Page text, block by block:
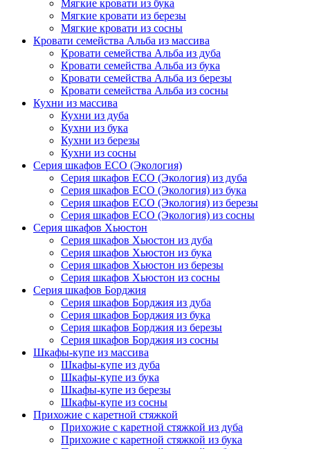
Мягкие кровати из бука
Мягкие кровати из березы
Мягкие кровати из сосны
Кровати семейства Альба из массива
Кровати семейства Альба из дуба
Кровати семейства Альба из бука
Кровати семейства Альба из березы
Кровати семейства Альба из сосны
Кухни из массива
Кухни из дуба
Кухни из бука
Кухни из березы
Кухни из сосны
Серия шкафов ECO (Экология)
Серия шкафов ECO (Экология) из дуба
Серия шкафов ECO (Экология) из бука
Серия шкафов ECO (Экология) из березы
Серия шкафов ECO (Экология) из сосны
Серия шкафов Хьюстон
Серия шкафов Хьюстон из дуба
Серия шкафов Хьюстон из бука
Серия шкафов Хьюстон из березы
Серия шкафов Хьюстон из сосны
Серия шкафов Борджия
Серия шкафов Борджия из дуба
Серия шкафов Борджия из бука
Серия шкафов Борджия из березы
Серия шкафов Борджия из сосны
Шкафы-купе из массива
Шкафы-купе из дуба
Шкафы-купе из бука
Шкафы-купе из березы
Шкафы-купе из сосны
Прихожие с каретной стяжкой
Прихожие с каретной стяжкой из дуба
Прихожие с каретной стяжкой из бука